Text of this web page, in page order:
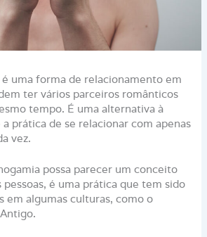
uma forma de relacionamento em
ter vários parceiros românticos
tempo. É uma alternativa à
prática de se relacionar com apenas
vez.
possa parecer um conceito
pessoas, é uma prática que tem sido
em algumas culturas, como o